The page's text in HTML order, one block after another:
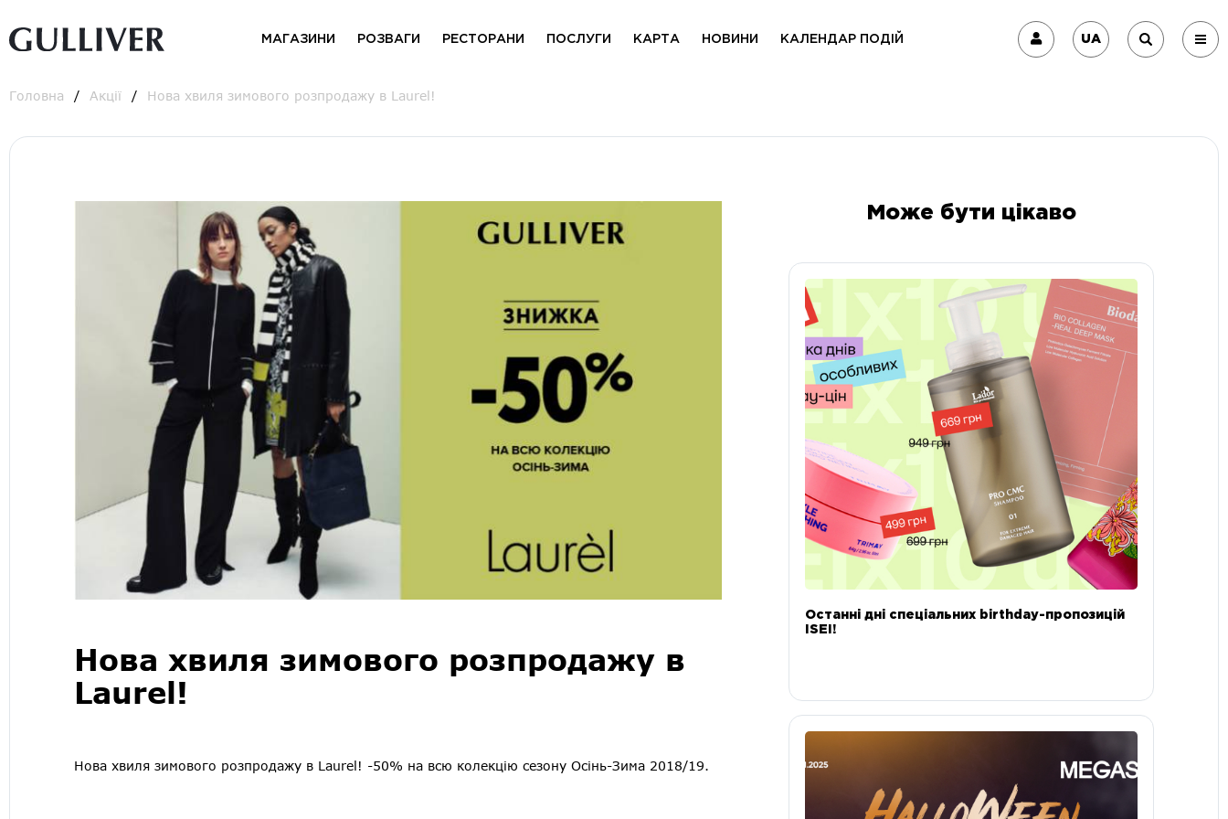
МАГАЗИНИ РОЗВАГИ РЕСТОРАНИ ПОСЛУГИ КАРТА НОВИНИ КАЛЕНДАР ПОДІЙ UA
Головна Акції Нова хвиля зимового розпродажу в Laurel!
Нова хвиля зимового розпродажу в
Laurel!
Нова хвиля зимового розпродажу в Laurel! -50% на всю колекцію сезону Осінь-Зима 2018/19.
Може бути цікаво
Останні дні спеціальних birthday-пропозицій
ISEI!